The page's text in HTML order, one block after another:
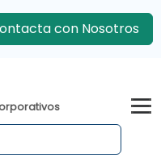
con Nosotros